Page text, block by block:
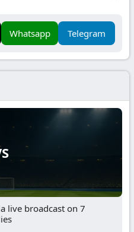
Whatsapp Telegram
live broadcast on 7